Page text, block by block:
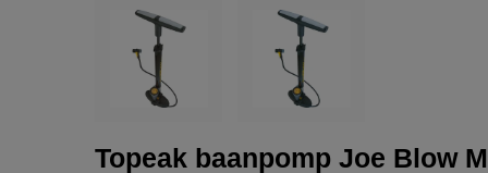
Topeak baanpomp Joe Blow